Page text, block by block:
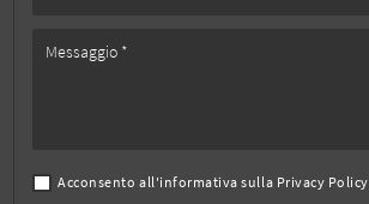
Acconsento all'informativa sulla Privacy Policy